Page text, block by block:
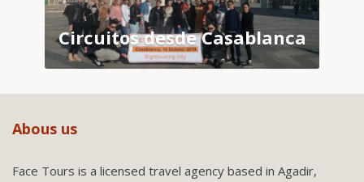
Circuitos desde Casablanca
Abous us
Face Tours is a licensed travel agency based in Agadir,